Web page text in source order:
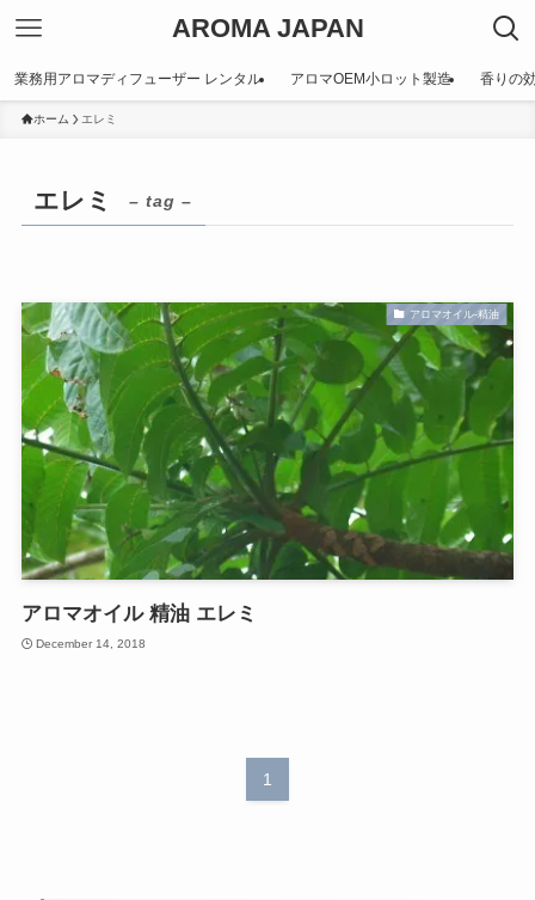
AROMA JAPAN
業務用アロマディフューザー レンタル アロマOEM小ロット製造 香りの
ホーム エレミ
エレミ – tag –
アロマオイル-精油
アロマオイル 精油 エレミ
December 14, 2018
1